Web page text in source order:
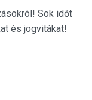
Sok időt
és jogvitákat!